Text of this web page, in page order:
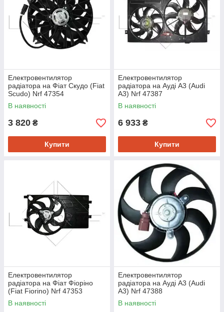
Електровентилятор
радіатора на Фіат Скудо (Fiat
Scudo) Nrf 47354
В наявності
3 820 ₴
Купити
Електровентилятор
радіатора на Ауді A3 (Audi
A3) Nrf 47387
В наявності
6 933 ₴
Купити
Електровентилятор
радіатора на Фіат Фіоріно
(Fiat Fiorino) Nrf 47353
В наявності
Електровентилятор
радіатора на Ауді A3 (Audi
A3) Nrf 47388
В наявності